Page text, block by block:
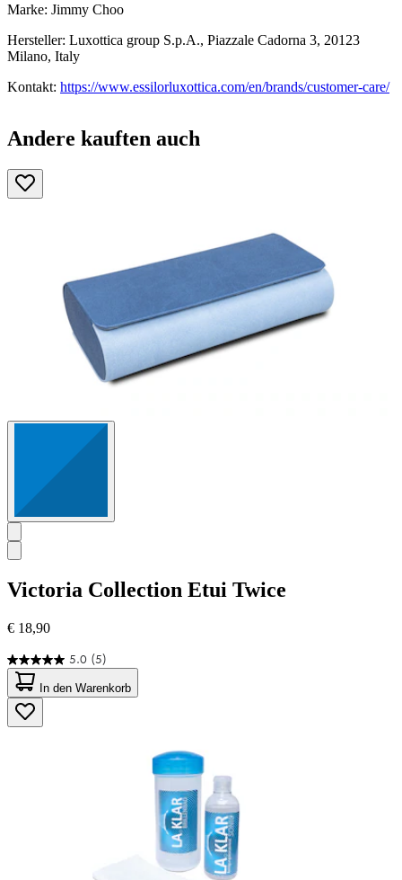
Marke: Jimmy Choo
Hersteller: Luxottica group S.p.A., Piazzale Cadorna 3, 20123
Milano, Italy
Kontakt: https://www.essilorluxottica.com/en/brands/customer-care/
Andere kauften auch
Victoria Collection Etui Twice
€ 18,90
5.0 (5)
5.0
von
5
Sternen.
5
In den Warenkorb